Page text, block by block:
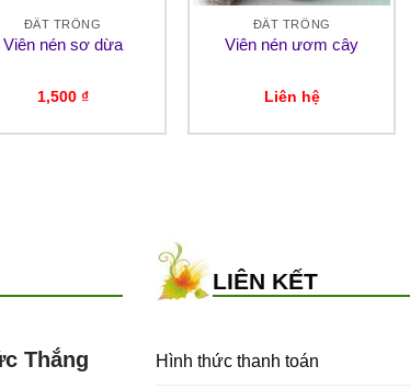
ĐẤT TRỒNG
Viên nén sơ dừa
1,500 ₫
ĐẤT TRỒNG
Viên nén ươm cây
Liên hệ
Thắng
LIÊN KẾT
Hình thức thanh toán